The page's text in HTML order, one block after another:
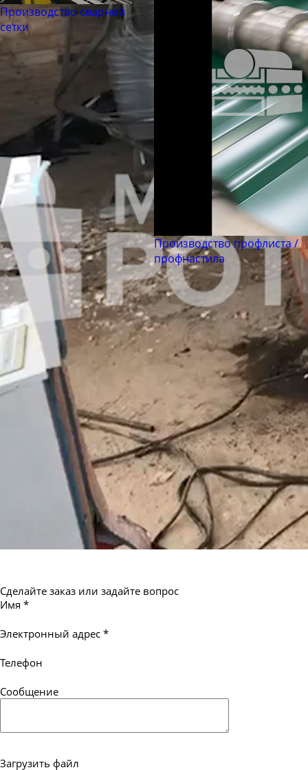
Труба бесшовная 203
Труба бесшовная 219
Труба бесшовная 245
Труба бесшовная 273
Труба бесшовная 299
Труба бесшовная 325
Труба бесшовная 330
Труба бесшовная 351
Труба бесшовная 377
Труба бесшовная 402
Труба бесшовная 426
Труба бесшовная 450
Труба бесшовная 480
Труба бесшовная 530
Труба бесшовная 550
Производство сварной
сетки
Производство профлиста /
профнастила
Сделайте заказ или задайте вопрос
Имя *
Электронный адрес *
Телефон
Сообщение
Загрузить файл